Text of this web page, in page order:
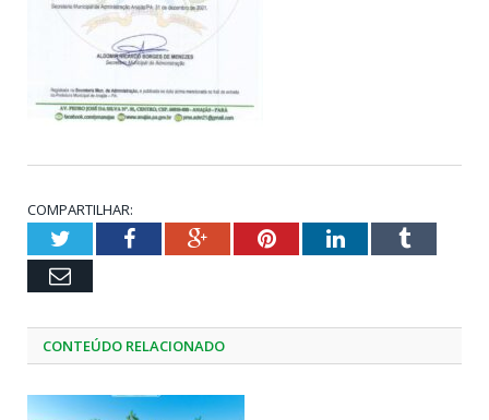
COMPARTILHAR:
TwitterFacebookGoogle+PinterestLinkedInTumblr
Email
CONTEÚDO RELACIONADO